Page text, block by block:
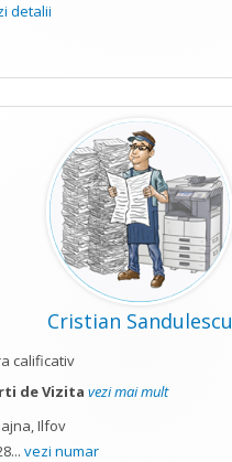
detalii
Cristian Sandulescu
calificativ
de Vizita vezi mai mult
Ilfov
vezi numar